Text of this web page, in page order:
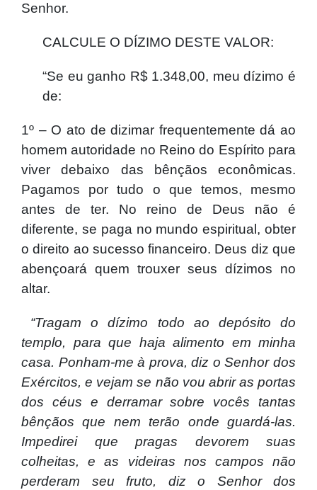
Senhor.
CALCULE O DÍZIMO DESTE VALOR:
“Se eu ganho R$ 1.348,00, meu dízimo é
de:
1º – O ato de dizimar frequentemente dá ao
homem autoridade no Reino do Espírito para
viver debaixo das bênçãos econômicas.
Pagamos por tudo o que temos, mesmo
antes de ter. No reino de Deus não é
diferente, se paga no mundo espiritual, obter
o direito ao sucesso financeiro. Deus diz que
abençoará quem trouxer seus dízimos no
altar.
“Tragam o dízimo todo ao depósito do
templo, para que haja alimento em minha
casa. Ponham-me à prova, diz o Senhor dos
Exércitos, e vejam se não vou abrir as portas
dos céus e derramar sobre vocês tantas
bênçãos que nem terão onde guardá-las.
Impedirei que pragas devorem suas
colheitas, e as videiras nos campos não
perderam seu fruto, diz o Senhor dos